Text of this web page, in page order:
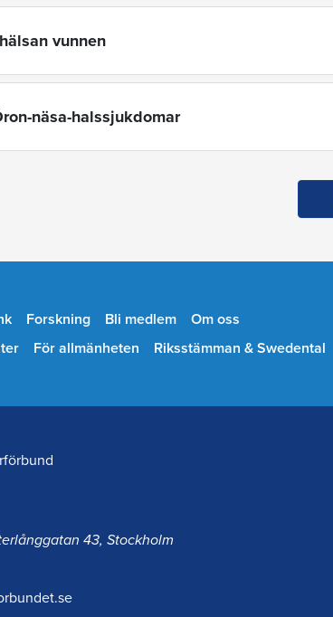
vunnen
näsa-halssjukdomar
Forskning Bli medlem
Om oss
För allmänheten Riksstämman & Swedental
43, Stockholm